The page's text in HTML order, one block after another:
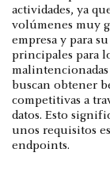
actividades, ya
volúmenes muy
empresa y para
principales para
buscan obtener
competitivas a
datos. Esto
unos requisitos
endpoints.